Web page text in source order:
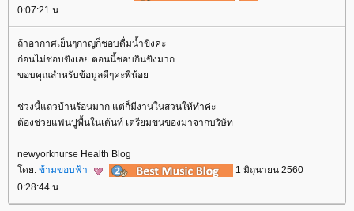
0:07:21 น.
ถ้าอากาศเย็นๆกาญก็ชอบดื่มน้ำขิงค่ะ
ก่อนไม่ชอบขิงเลย ตอนนี้ชอบกินขิงมาก
ขอบคุณสำหรับข้อมูลดีๆค่ะพี่น้อ
ช่วงนี้แถวบ้านร้อนมาก แต่ก็มีงานในสวนให้ทำค่ะ
ต้องช่วยแฟนปูพื้นในเต้นท์ เตรียมขนของมาจากบริษัท
newyorknurse Health Blog
ดย: ข้ามขอบฟ้า
1 มิถุนายน 2560
0:28:44 น.